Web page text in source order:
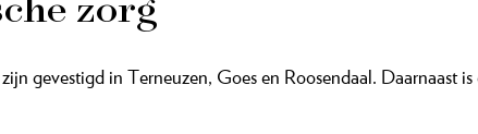
gevestigd in Terneuzen, Goes en Roosendaal. Daarnaast